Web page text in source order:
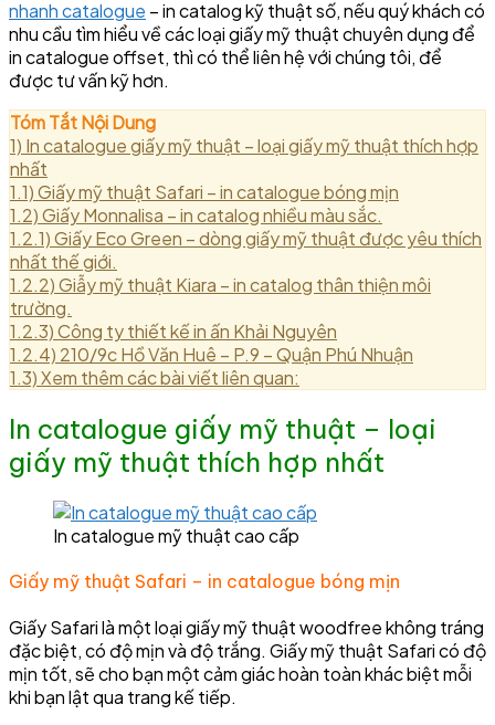
nhanh catalogue – in catalog kỹ thuật số, nếu quý khách có
nhu cầu tìm hiểu về các loại giấy mỹ thuật chuyên dụng để
in catalogue offset, thì có thể liên hệ với chúng tôi, để
được tư vấn kỹ hơn.
Tóm Tắt Nội Dung
1) In catalogue giấy mỹ thuật – loại giấy mỹ thuật thích hợp
nhất
1.1)Giấy mỹ thuật Safari – in catalogue bóng mịn
1.2)Giấy Monnalisa – in catalog nhiều màu sắc.
1.2.1)Giấy Eco Green – dòng giấy mỹ thuật được yêu thích
nhất thế giới.
1.2.2)Giẫy mỹ thuật Kiara – in catalog thân thiện môi
trường.
1.2.3)Công ty thiết kế in ấn Khải Nguyên
1.2.4) 210/9c Hồ Văn Huê – P.9 – Quận Phú Nhuận
1.3)Xem thêm các bài viết liên quan:
In catalogue giấy mỹ thuật – loại
giấy mỹ thuật thích hợp nhất
In catalogue mỹ thuật cao cấp
Giấy mỹ thuật Safari – in catalogue bóng mịn
Giấy Safari là một loại giấy mỹ thuật woodfree không tráng
đặc biệt, có độ mịn và độ trắng. Giấy mỹ thuật Safari có độ
mịn tốt, sẽ cho bạn một cảm giác hoàn toàn khác biệt mỗi
khi bạn lật qua trang kế tiếp.